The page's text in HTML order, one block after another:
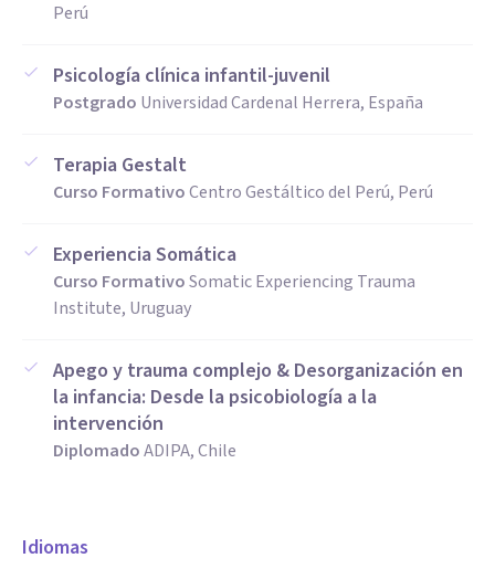
Perú
Psicología clínica infantil-juvenil
Postgrado Universidad Cardenal Herrera, España
Terapia Gestalt
Curso FormativoCentro Gestáltico del Perú, Perú
Experiencia Somática
Curso FormativoSomatic Experiencing Trauma
Institute, Uruguay
Apego y trauma complejo & Desorganización en
la infancia: Desde la psicobiología a la
intervención
DiplomadoADIPA, Chile
Idiomas